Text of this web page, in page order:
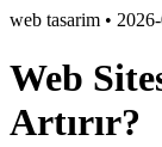
web tasarim •
Web
Artırır?